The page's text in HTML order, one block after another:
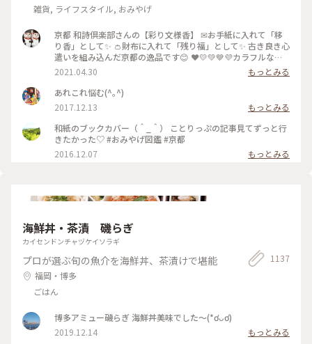
雑貨, ライフスタイル, おみやげ
京都 和詩倶楽部さんの【彩り文様香】 ✉お手紙に入れて「移
り香」として✨ 👛財布に入れて「残り福」として✨ 古き良き心
遣いを組み込んだ京都の逸品です😊 ❤️💛💚💙💜カラフルな可
愛い「京もの」 持ってるだけで幸せな気持ちになりますよ〜(*
´ᵕ`*) ❁❀✿✾🤍香りは 白檀🤍❁❀✿✾ 伝統文様の説明は写真5
枚目を見てくださいね✨ * 白檀はふくよかで優美さを兼ね備え
高貴な心打つ香りがします(*´˘`*)♡♡♡ 大好きな香りです(｡･
ω･｡)❁。🌼.*･ﾟ .ﾟ･*. * 古代より人の心を捉え 和らげてきた香
り。 お寺にいるような落ち着いた気持ちになります😌 * 今日
で4月も最終日。 過ぎ行く春を名残惜しみ 桜のお香をたきまし
た･:*:･(*´ｴ｀*)･:*:･ 🌸桜だけど 白檀の香りです😆 🐱にゃんこ
のお香立てを見せたかったの〜😜 * 我慢がまんの連休ですが
ども教えていただきました〜😍 Webショップでも買えます
⤵︎ ︎下のスポットから ことりっぷさんの記事がご覧になれます
よ😊 * #花を愉しむ #ことりっぷ京都 #京都 #和紙 #彩り文様香
#包み香 #和詩倶楽部 #わしくらぶ #お土産 #おみやげ #おみや
げ図鑑 #お香 #白檀 #和紙 #こもりっぷ仙台 #カメラ #カメラ初
心者🔰 #fumitubu
2021.04.30
もっとみる
あれこれ悩む(^｡^)
2017.12.13
もっとみる
和紙のブックカバー（＾_＾） ことりっぷの記事見てずっと行
きたかった♡ #おみやげ図鑑 #京都
2016.12.07
もっとみる
海鮮丼・茶漬 磯らぎ
カイセンドンチャヅケイソラギ
プロが選ぶ旬の魚介を海鮮丼、茶漬けで堪能
福岡・博多
ごはん
1137
博多アミュー磯らぎ 海鮮丼美味でした〜(*ơᴗơ)
2019.12.14
もっとみる